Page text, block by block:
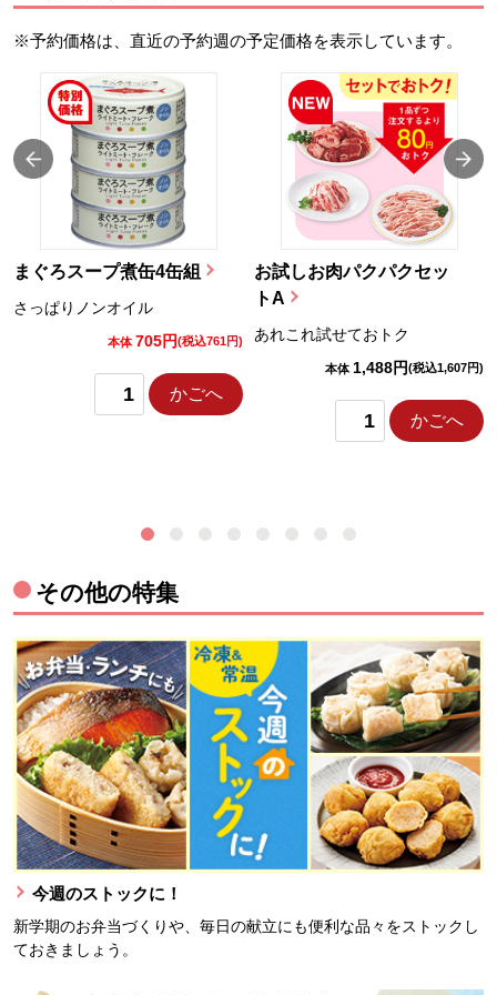
※予約価格は、直近の予約週の予定価格を表示しています。
まぐろスープ煮缶4缶組
さっぱりノンオイル
本体 705円(税込761円)
かごへ
お試しお肉パクパクセッ
トA
あれこれ試せておトク
本体 1,488円(税込1,607円)
かごへ
その他の特集
今週のストックに！
新学期のお弁当づくりや、毎日の献立にも便利な品々をストックし
ておきましょう。